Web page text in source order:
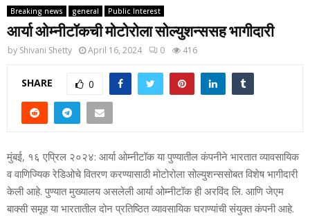
Breaking news general Public Interest
आर्या ओम्नीटॉकची मोटोरोला सोल्युशन्ससह भागीदारी
by Shivani Shetty April 16, 2024 0 416
SHARE 0
मुंबई, १६ एप्रिल २०२४: आर्या ओम्नीटॉक या पुण्यातील कंपनीने भारतात व्यावसायिक
व वाणिज्यिक रेडिओचे वितरण करण्यासाठी मोटोरोला सोल्युशन्ससोबत विशेष भागीदारी
केली आहे. पुण्यात मुख्यालय असलेली आर्या ओम्नीटॉक ही अरविंद लि. आणि जेएम
बाक्सी समूह या भारतातील दोन प्रतिष्ठित व्यावसायिक घराण्यांची संयुक्त कंपनी आहे.